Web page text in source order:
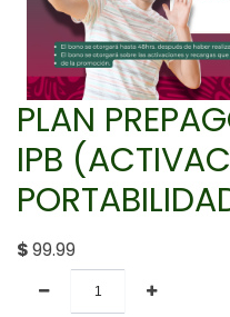
PLAN
IPB
$99.99